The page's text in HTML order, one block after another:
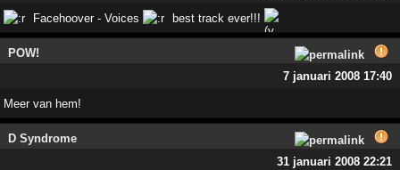
Facehoover - Voices best track ever!!!
POW!
7 januari 2008 17:40
Meer van hem!
D Syndrome
31 januari 2008 22:21